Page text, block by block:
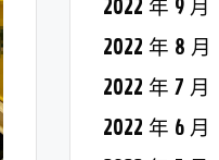
2022 年 9 月
2022 年 8 月
2022 年 7 月
2022 年 6 月